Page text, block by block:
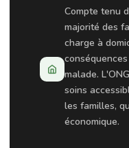
Compte tenu
majorité des
charge à
malade.
soins
les familles,
économique.